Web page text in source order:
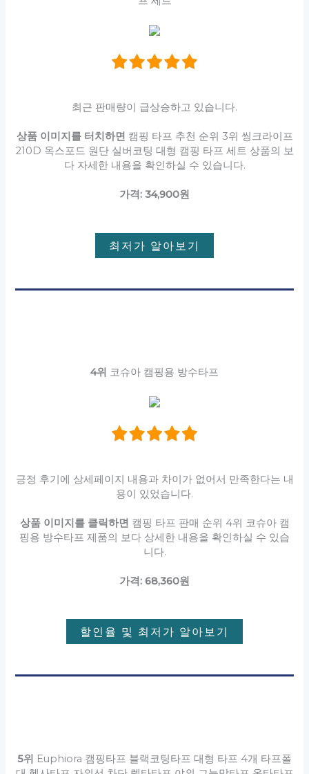
최근 판매량이 급상승하고 있습니다.
상품 이미지를 터치하면 캠핑 타프 추천 순위 3위 씽크라이프
210D 옥스포드 원단 실버코팅 대형 캠핑 타프 세트 상품의 보
다 자세한 내용을 확인하실 수 있습니다.
가격: 34,900원
최저가 알아보기
4위 코슈아 캠핑용 방수타프
긍정 후기에 상세페이지 내용과 차이가 없어서 만족한다는 내
용이 있었습니다.
상품 이미지를 클릭하면 캠핑 타프 판매 순위 4위 코슈아 캠
핑용 방수타프 제품의 보다 상세한 내용을 확인하실 수 있습
니다.
가격: 68,360원
할인율 및 최저가 알아보기
5위 Euphiora 캠핑타프 블랙코팅타프 대형 타프 4개 타프폴